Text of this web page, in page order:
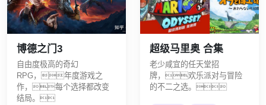
博德之门3
自由度极高的奇幻
RPG，年度游戏之
作，每个选择都改变
结局。
超级马里奥 合集
老少咸宜的任天堂招
牌，欢乐派对与冒险
的不二之选。